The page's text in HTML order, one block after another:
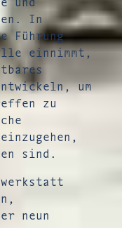
In
Führung
einnimmt,
um
zu
sind.
neun